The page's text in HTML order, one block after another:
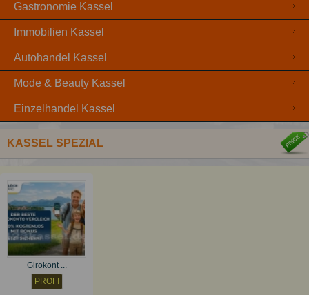
Gastronomie Kassel
Immobilien Kassel
Autohandel Kassel
Mode & Beauty Kassel
Einzelhandel Kassel
KASSEL SPEZIAL
Girokont ...
PROFI